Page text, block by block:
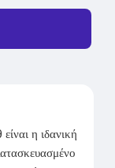
η ιδανική